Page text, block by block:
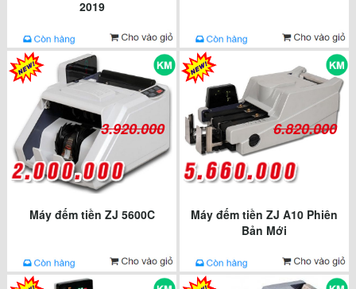
2019
3.920.000
Máy đếm tiền ZJ 5600C
6.820.000
Máy đếm tiền ZJ A10 Phiên
Bản Mới